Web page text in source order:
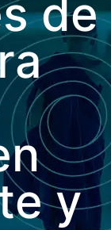
de
y